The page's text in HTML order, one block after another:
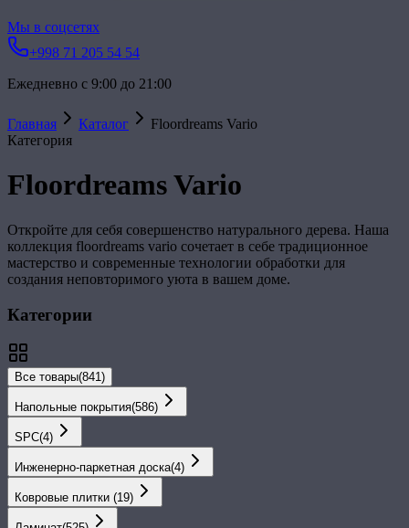
Мы в соцсетях
+998 71 205 54 54
Ежедневно с 9:00 до 21:00
Главная Каталог
Floordreams Vario
Категория
Floordreams Vario
Откройте для себя совершенство натурального дерева. Наша
коллекция floordreams vario сочетает в себе традиционное
мастерство и современные технологии обработки для
создания неповторимого уюта в вашем доме.
Категории
Все товары(841)
Напольные покрытия(586)
SPС(4)
Инженерно-паркетная доска(4)
Ковровые плитки (19)